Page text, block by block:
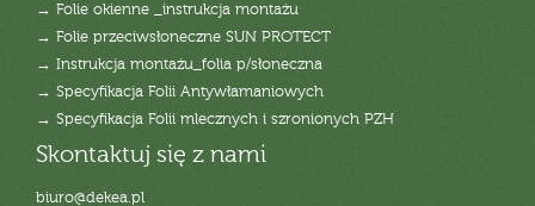
→ Folie okienne _instrukcja montażu
→ Folie przeciwsłoneczne SUN PROTECT
→ Instrukcja montażu_folia p/słoneczna
→ Specyfikacja Folii Antywłamaniowych
→ Specyfikacja Folii mlecznych i szronionych PZH
Skontaktuj się z nami
biuro@dekea.pl